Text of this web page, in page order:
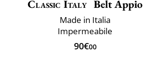
Classic Italy Belt Appio
Made in Italia
Impermeabile
90€00